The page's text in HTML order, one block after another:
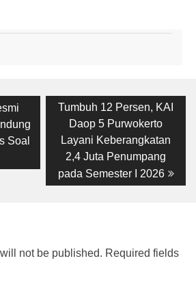
Soal
Next
post:
Tumbuh 12 Persen, KAI
Daop 5 Purwokerto
Layani Keberangkatan
2,4 Juta Penumpang
pada Semester I 2026
not be published. Required fields